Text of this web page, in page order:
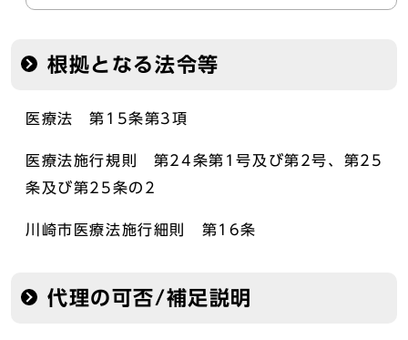
根拠となる法令等
医療法 第15条第3項
医療法施行規則 第24条第1号及び第2号、第25
条及び第25条の2
川崎市医療法施行細則 第16条
代理の可否/補足説明